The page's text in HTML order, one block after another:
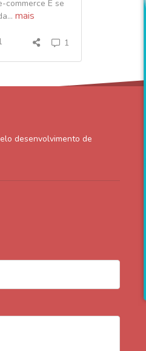
commerce E se
mais
1
desenvolvimento de